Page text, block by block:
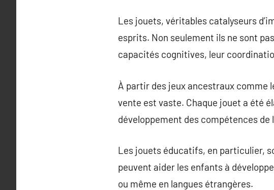
Les jouets, véritables catalyseurs
esprits. Non seulement ils ne sont
capacités cognitives, leur
À partir des jeux ancestraux comme
vente est vaste. Chaque jouet a été
développement des compétences de
Les jouets éducatifs, en particulier,
peuvent aider les enfants à
ou même en langues étrangères.